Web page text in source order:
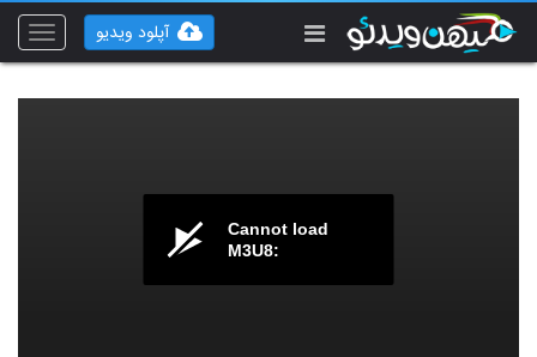
Toggle
آپلود ویدیو
Cannot load
M3U8: